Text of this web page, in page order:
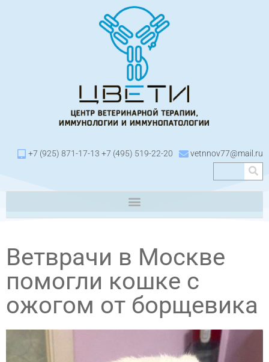
+7 (925) 871-17-13 +7 (495) 519-22-20 vetnnov77@mail.ru
Ветврачи в Москве
помогли кошке с
ожогом от борщевика